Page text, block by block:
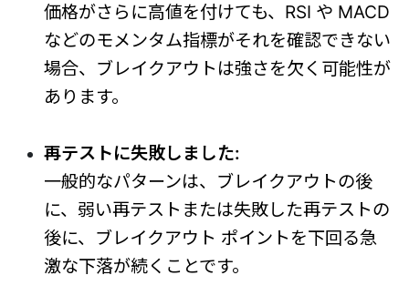
価格がさらに高値を付けても、RSI や MACD
などのモメンタム指標がそれを確認できない
場合、ブレイクアウトは強さを欠く可能性が
あります。
再テストに失敗しました:
一般的なパターンは、ブレイクアウトの後
に、弱い再テストまたは失敗した再テストの
後に、ブレイクアウト ポイントを下回る急
激な下落が続くことです。